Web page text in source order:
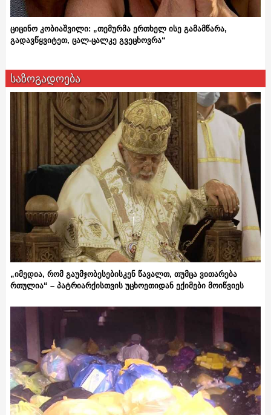
ციცინო კობიაშვილი: „თემურმა ერთხელ ისე გამამწარა,
გადავწყვიტეთ, ცალ-ცალკე გვეცხოვრა“
საზოგადოება
„იმედია, რომ გაუმჯობესებისკენ წავალთ, თუმცა ვითარება
რთულია“ – პატრიარქისთვის უცხოეთიდან ექიმები მოიწვიეს